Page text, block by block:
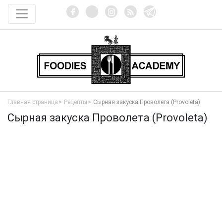
Главная страница Рецепты Сырная закуска Проволета (Provoleta)
Сырная закуска Проволета (Provoleta)